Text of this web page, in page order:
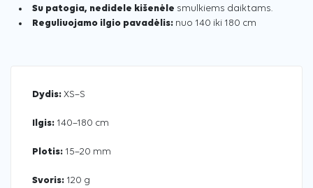
Su patogia, nedidele kišenėle smulkiems daiktams.
Reguliuojamo ilgio pavadėlis: nuo 140 iki 180 cm
Dydis: XS–S
Ilgis: 140–180 cm
Plotis: 15–20 mm
Svoris: 120 g